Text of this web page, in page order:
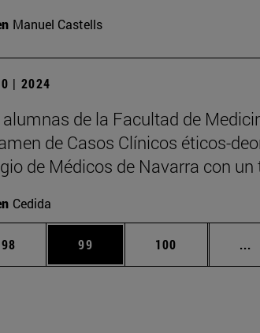
Manuel Castells
| 2024
alumnas de la Facultad de
de Casos Clínicos éticos-
de Médicos de Navarra con
Cedida
Use TAB para desplazarse.
Página
98 Página
99 Página
100 ...